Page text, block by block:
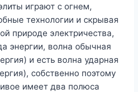
играют с огнем,
технологии и скрывая
природе электричества,
энергии, волна обычная
и есть волна ударная
собственно поэтому
имеет два полюса